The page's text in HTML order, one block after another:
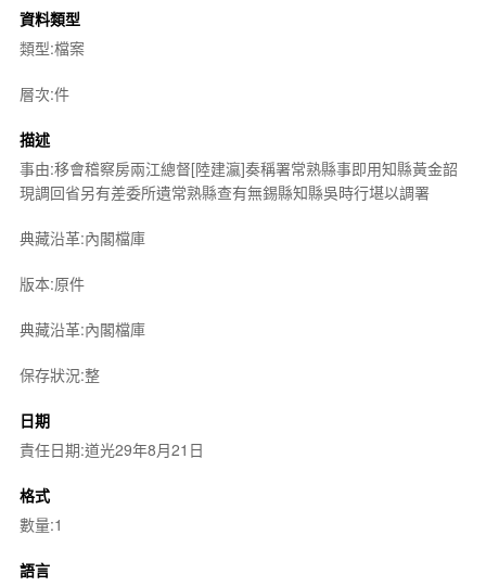
資料類型
類型:檔案
層次:件
描述
事由:移會稽察房兩江總督[陸建瀛]奏稱署常熟縣事即用知縣黃金韶
現調回省另有差委所遺常熟縣查有無錫縣知縣吳時行堪以調署
典藏沿革:內閣檔庫
版本:原件
典藏沿革:內閣檔庫
保存狀況:整
日期
責任日期:道光29年8月21日
格式
數量:1
語言